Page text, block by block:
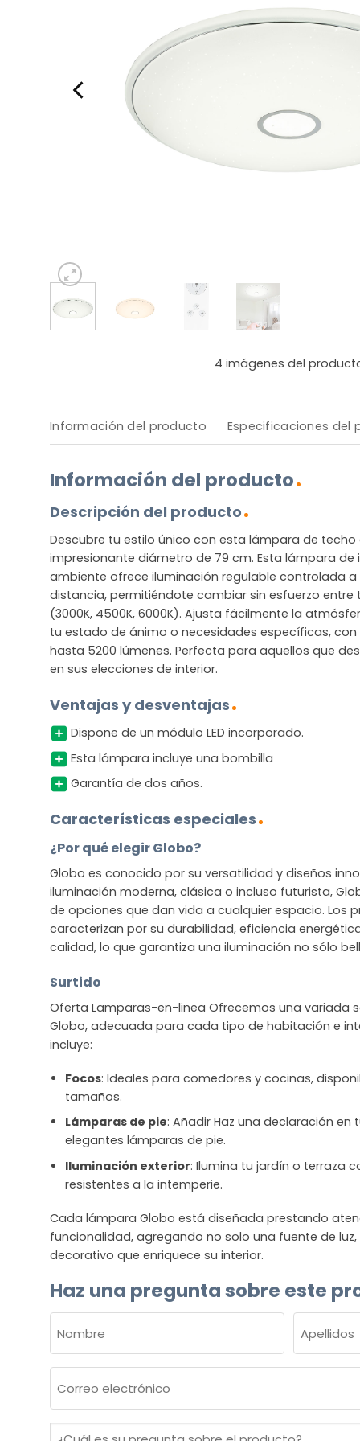
4 imágenes del
Información del producto Especificaciones del
Información del producto
Descripción del producto
Descubre tu estilo único con esta lámpara de techo
impresionante diámetro de 79 cm. Esta lámpara de
ambiente ofrece iluminación regulable controlada
distancia, permitiéndote cambiar sin esfuerzo entre
(3000K, 4500K, 6000K). Ajusta fácilmente la
tu estado de ánimo o necesidades específicas, con
hasta 5200 lúmenes. Perfecta para aquellos que
en sus elecciones de interior.
Ventajas y desventajas
Dispone de un módulo LED incorporado.
Esta lámpara incluye una bombilla
Garantía de dos años.
Características especiales
¿Por qué elegir Globo?
Globo es conocido por su versatilidad y diseños
iluminación moderna, clásica o incluso futurista,
de opciones que dan vida a cualquier espacio. Los
caracterizan por su durabilidad, eficiencia
calidad, lo que garantiza una iluminación no sólo
Surtido
Oferta Lamparas-en-linea Ofrecemos una variada
Globo, adecuada para cada tipo de habitación e
incluye:
Focos: Ideales para comedores y cocinas,
tamaños.
Lámparas de pie: Añadir Haz una declaración en
elegantes lámparas de pie.
Iluminación exterior: Ilumina tu jardín o terraza
resistentes a la intemperie.
Cada lámpara Globo está diseñada prestando
funcionalidad, agregando no solo una fuente de
decorativo que enriquece su interior.
Haz una pregunta sobre este
(OBLIGATORIO)
Nombre Apellidos
electrónico
¿Cuál